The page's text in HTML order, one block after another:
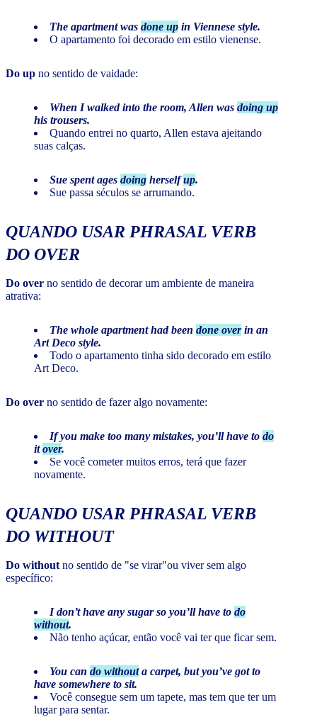
The apartment was done up in Viennese style.
O apartamento foi decorado em estilo vienense.
Do up no sentido de vaidade:
When I walked into the room, Allen was doing up
his trousers.
Quando entrei no quarto, Allen estava ajeitando
suas calças.
Sue spent ages doing herselfup.
Sue passa séculos se arrumando.
QUANDO USAR PHRASAL VERB
DO OVER
Do over no sentido de decorar um ambiente de maneira
atrativa:
The whole apartment had been done overin an
Art Deco style.
Todo o apartamento tinha sido decorado em estilo
Art Deco.
Do over no sentido de fazer algo novamente:
If you make too many mistakes, you’ll have to do
itover.
Se você cometer muitos erros, terá que fazer
novamente.
QUANDO USAR PHRASAL VERB
DO WITHOUT
Do without no sentido de "se virar"ou viver sem algo
específico:
I don’t have any sugar so you’ll have to do
without.
Não tenho açúcar, então você vai ter que ficar sem.
You can do withouta carpet, but you’ve got to
have somewhere to sit.
Você consegue sem um tapete, mas tem que ter um
lugar para sentar.